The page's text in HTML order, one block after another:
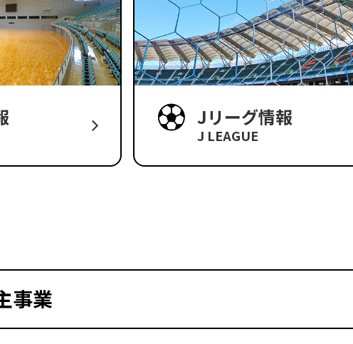
Jリーグ情報
J LEAGUE
事業